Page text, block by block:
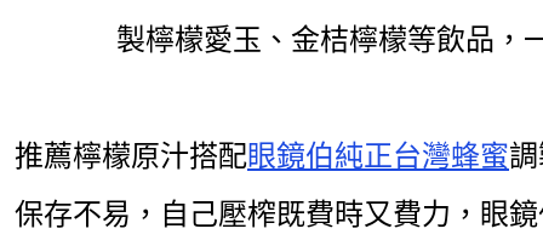
製檸檬愛玉、金桔檸檬等飲品，
推薦檸檬原汁搭配眼鏡伯純正台灣蜂蜜
保存不易，自 己壓榨既費時又費力，眼